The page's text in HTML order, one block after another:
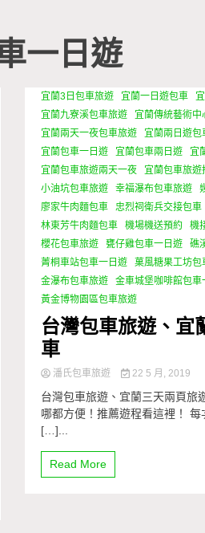
一日遊
宜蘭3日包車旅遊 宜蘭一日遊包車
宜蘭九寮溪包車旅遊
宜蘭傳統藝術
宜蘭兩天一夜包車旅遊
宜蘭兩日遊包
宜蘭包車一日遊
宜蘭包車兩日遊 宜
宜蘭包車旅遊兩天一夜
宜蘭包車旅遊
小油坑包車旅遊
幸福瀑布包車旅遊
廖家牛肉麵包車
忠烈祠衛兵交接包車
林東芳牛肉麵包車
機場機送預約 機
櫻花包車旅遊
甕仔雞包車一日遊 礁
菁桐車站包車一日遊
菓風糖果工坊包
金瀑布包車旅遊
金車城堡咖啡館包車
黃金博物園區包車旅遊
台灣包車旅遊、宜
車
潘氏包車旅遊 22 5 月, 2019
台灣包車旅遊、宜蘭三天兩頁旅
哪都方便！推薦遊程看這裡！
[…]...
Read More